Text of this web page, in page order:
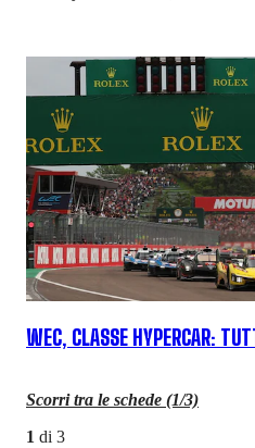
WEC, CLASSE HYPERCAR:
Scorri tra le schede (1/3)
1 di 3